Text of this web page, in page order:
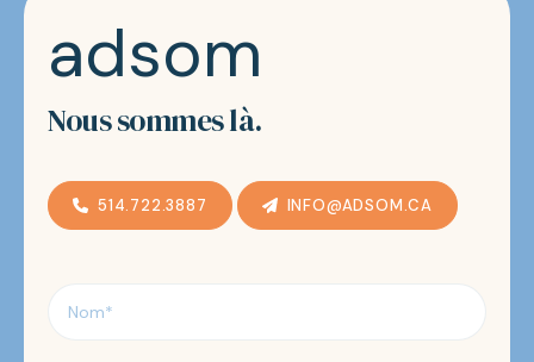
adsom
Nous sommes là.
514.722.3887 INFO@ADSOM.CA